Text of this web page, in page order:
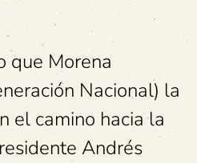
que Morena
Nacional) la
el camino hacia la
Andrés